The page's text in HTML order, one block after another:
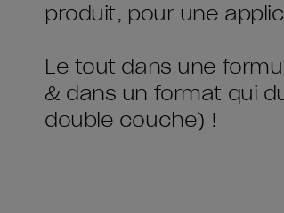
produit, pour une
Le tout dans une
& dans un format qui
double couche) !